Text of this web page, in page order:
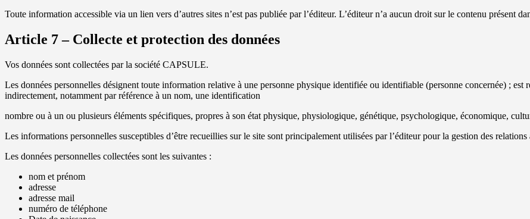
Toute information accessible via un lien vers d’autres sites n’est pas publiée par l’éditeur. L’éditeur n’a aucun droit sur le contenu présent
Article 7 – Collecte et protection des données
Vos données sont collectées par la société CAPSULE.
Les données personnelles désignent toute information relative à une personne physique identifiée ou identifiable (personne concernée) ;
indirectement, notamment par référence à un nom, une identification
nombre ou à un ou plusieurs éléments spécifiques, propres à son état physique, physiologique, génétique, psychologique, économique,
Les informations personnelles susceptibles d’être recueillies sur le site sont principalement utilisées par l’éditeur pour la gestion des
Les données personnelles collectées sont les suivantes :
nom et prénom
adresse
adresse mail
numéro de téléphone